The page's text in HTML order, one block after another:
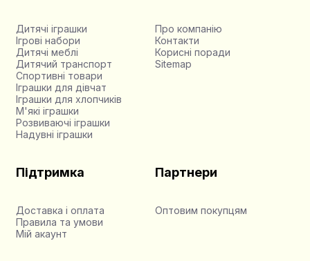
Дитячі іграшки
Ігрові набори
Дитячі меблі
Дитячий транспорт
Спортивні товари
Іграшки для дівчат
Іграшки для хлопчиків
М'які іграшки
Розвиваючі іграшки
Надувні іграшки
Про компанію
Контакти
Корисні поради
Sitemap
Підтримка
Доставка і оплата
Правила та умови
Мій акаунт
Партнери
Оптовим покупцям